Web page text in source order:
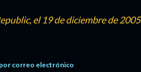
el 19 de diciembre de 2005
por correo electrónico